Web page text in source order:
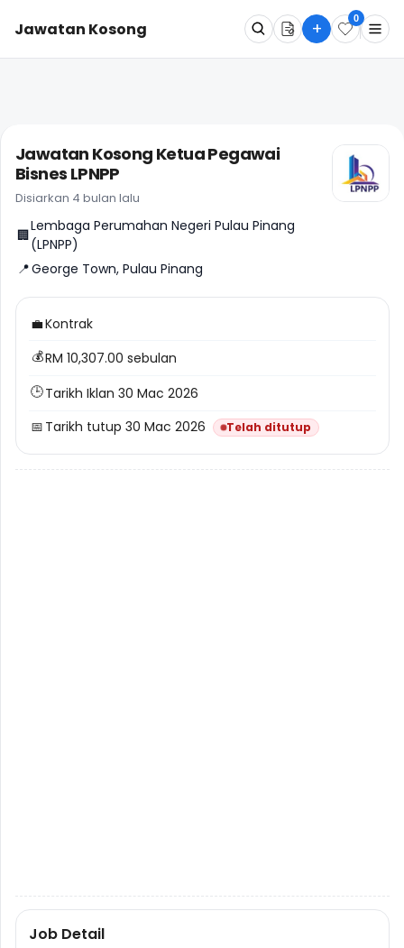
Jawatan Kosong + 0
Jawatan Kosong Ketua Pegawai
Bisnes LPNPP
Disiarkan 4 bulan lalu
🏢
Lembaga Perumahan Negeri Pulau Pinang
(LPNPP)
📍George Town, Pulau Pinang
💼Kontrak
💰RM 10,307.00 sebulan
🕒Tarikh Iklan 30 Mac 2026
📅 Tarikh tutup 30 Mac 2026 Telah ditutup
Job Detail